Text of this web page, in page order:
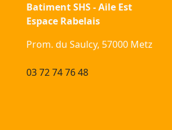
Batiment SHS - Aile Est
Espace Rabelais
Prom. du Saulcy, 57000 Metz
03 72 74 76 48